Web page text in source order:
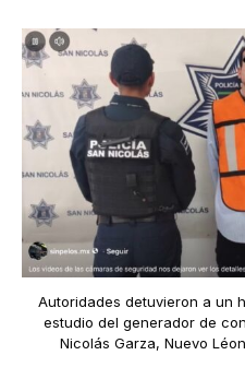
Autoridades detuvieron a un
estudio del generador de
Nicolás Garza, Nuevo